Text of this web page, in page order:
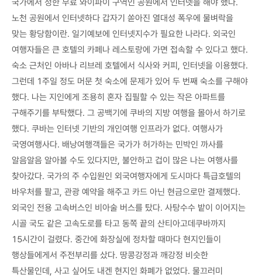
국가에서 정한 무료 와이파이 구역인 공원에서 인터넷을 해야 했다.
노천 공원에서 인터넷하다 갑자기 쏟아진 열대성 폭우에 물벼락을
맞는 황당함이란. 일기예보에 인터넷지수가 필요한 나라다. 외국인
여행자들은 큰 호텔의 카페나 레스토랑에 가면 접속할 수 있다고 했다.
숙소 근처인 아바나 리브레 호텔에서 식사와 커피, 인터넷을 이용했다.
그런데 1주일 정도 머문 첫 숙소에 문제가 있어 두 번째 숙소를 구해야
했다. 나는 지인에게 조용히 혼자 집필할 수 있는 작은 아파트를
구해주기를 부탁했다. 그 공백기에 쿠바의 지방 여행을 몰아서 하기로
했다. 쿠바는 인터넷 기반의 개인여행 인프라가 없다. 여행사가
국영여행사다. 배낭여행객들은 국가가 허가하는 민박인 까사를
알음알음 알아볼 수도 있다지만, 불안하고 겁이 많은 나는 여행사를
찾아갔다. 국가의 주 수입원인 외국여행자에게 도시마다 특급호텔의
바우처를 팔고, 관광 예약을 해주고 카드 아닌 현금으로만 결제했다.
외국인 전용 고속버스인 비아술 버스를 탔다. 사탕수수 밭이 이어지는
시골 국도 같은 고속도로를 타고 동쪽 끝의 산티아고데쿠바까지
15시간이 걸렸다. 중간에 화장실에 정차할 때마다 현지인들이
행상들에게서 주전부리를 샀다. 땅콩강정과 깨강정 비슷한
특산물인데, 사고 싶어도 내겐 현지인 화폐가 없었다. 물끄러미